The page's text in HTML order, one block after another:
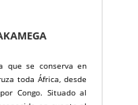
que se conserva en
toda África, desde
Congo. Situado al